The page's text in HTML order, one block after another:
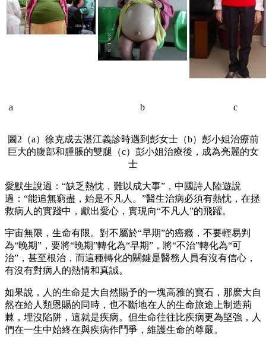
a b c
圖2（a）徐克成去湛江義診時遇到彭女士（b）彭小姐治療前
巨大的腹部和腫脹的雙腿（c）彭小姐治療後，成為亮麗的女
士
愛默生說過：“缺乏熱忱，難以成大事”，中國詩人陸遊說
過：“能追無窮盡，始是不凡人。”醫生治病必須有熱忱，在拯
救病人的實踐中，獻出愛心，實現向“不凡人”的飛躍。
宇宙無限，生命有限。對不屬於“早期”的癌癥，不要輕易判
為“晚期”，要將“晚期”轉化為“早期”，將“不治”轉化為“可
治”，甚至根治，而這種轉化的關鍵是醫務人員有沒有信心，
有沒有對病人的熱情和真誠。
如果說，人的生命是大自然賜予的一塊高雅的寶石，那麽大自
然在給人類恩賜的同時，也不斷地在人的生命旅途上制造荊
棘，埋沒陷阱，這就是疾病。但生命往往比疾病更為堅強，人
們在一生中始終在與疾病作鬥爭，維護生命的尊嚴。